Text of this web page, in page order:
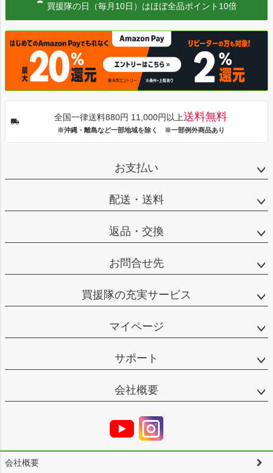
買援隊の日（毎月10日）はほぼ全品ポイント10倍
全国一律送料880円 11,000円以上送料無料
※沖縄・離島など一部地域を除く ※一部例外商品あり
お支払い
配送・送料
返品・交換
お問合せ先
買援隊の充実サービス
マイページ
サポート
会社概要
会社概要